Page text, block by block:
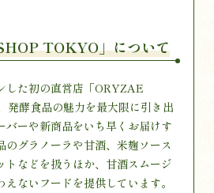
TOKYO」について
した初の直営店「ORYZAE
酵食品の魅力を最大限に引き出
バーや新商品をいち早くお届けす
のグラノーラや甘酒、米麹ソース
トなどを扱うほか、甘酒スムージ
ないフードを提供しています。